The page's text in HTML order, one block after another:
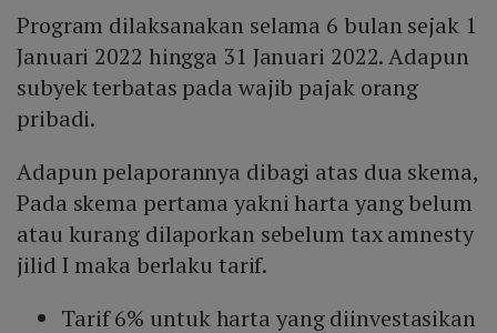
Program dilaksanakan selama 6 bulan sejak 1
Januari 2022 hingga 31 Januari 2022. Adapun
subyek terbatas pada wajib pajak orang
pribadi.
Adapun pelaporannya dibagi atas dua skema,
Pada skema pertama yakni harta yang belum
atau kurang dilaporkan sebelum tax amnesty
jilid I maka berlaku tarif.
Tarif 6% untuk harta yang diinvestasikan